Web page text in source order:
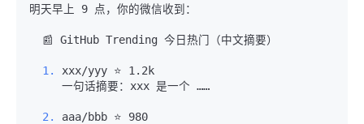
明天早上 9 点，你的微信收到：
  1.
  2.